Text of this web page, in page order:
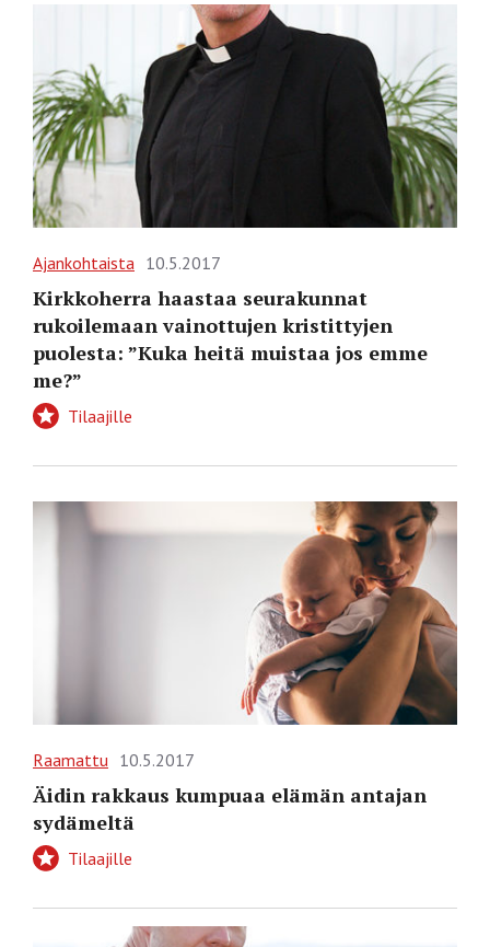
Ajankohtaista 10.5.2017
Kirkkoherra haastaa seurakunnat
rukoilemaan vainottujen kristittyjen
puolesta: ”Kuka heitä muistaa jos emme
me?”
Tilaajille
Raamattu 10.5.2017
Äidin rakkaus kumpuaa elämän antajan
sydämeltä
Tilaajille